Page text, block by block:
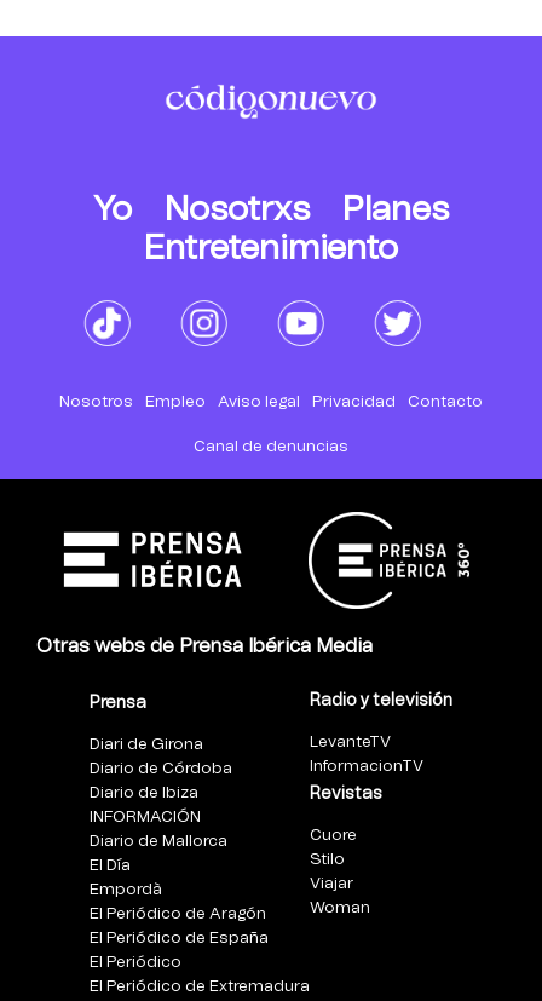
Yo Nosotrxs
Planes
Entretenimiento
Nosotros Empleo Aviso legal Privacidad Contacto
Canal de denuncias
Otras webs de Prensa Ibérica Media
Prensa
Diari de Girona
Diario de Córdoba
Diario de Ibiza
INFORMACIÓN
Diario de Mallorca
El Día
Empordà
El Periódico de Aragón
El Periódico de España
El Periódico
El Periódico de Extremadura
Radio y televisión
LevanteTV
InformacionTV
Revistas
Cuore
Stilo
Viajar
Woman